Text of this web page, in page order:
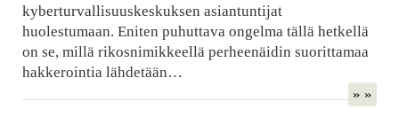
kyberturvallisuuskeskuksen asiantuntijat
huolestumaan. Eniten puhuttava ongelma tällä hetkellä
on se, millä rikosnimikkeellä perheenäidin suorittamaa
hakkerointia lähdetään…
» »